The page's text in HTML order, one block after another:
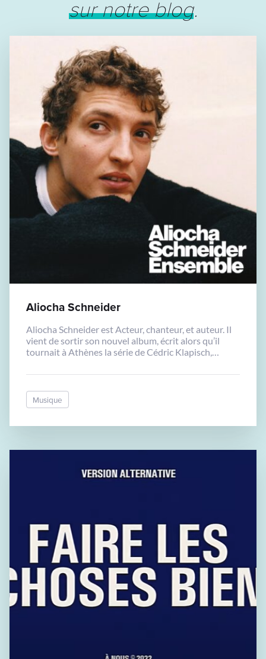
sur notre blog.
Aliocha Schneider
Aliocha Schneider est Acteur, chanteur, et auteur. Il
vient de sortir son nouvel album, écrit alors qu’il
tournait à Athènes la série de Cédric Klapisch,
paroles en français. On adore 👋
Musique